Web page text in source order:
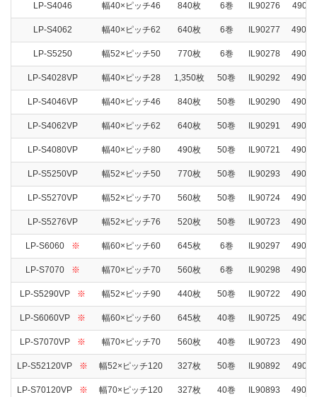
LP-S4046 幅40×ピッチ46 840枚 6巻 IL90276
LP-S4062 幅40×ピッチ62 640枚 6巻 IL90277
LP-S5250 幅52×ピッチ50 770枚 6巻 IL90278
LP-S4028VP 幅40×ピッチ28 1,350枚 50巻 IL90292
LP-S4046VP 幅40×ピッチ46 840枚 50巻 IL90290
LP-S4062VP 幅40×ピッチ62 640枚 50巻 IL90291
LP-S4080VP 幅40×ピッチ80 490枚 50巻 IL90721
LP-S5250VP 幅52×ピッチ50 770枚 50巻 IL90293
LP-S5270VP 幅52×ピッチ70 560枚 50巻 IL90724
LP-S5276VP 幅52×ピッチ76 520枚 50巻 IL90723
LP-S6060 ※ 幅60×ピッチ60 645枚 6巻 IL90297
LP-S7070 ※ 幅70×ピッチ70 560枚 6巻 IL90298
LP-S5290VP ※ 幅52×ピッチ90 440枚 50巻 IL90722
LP-S6060VP ※ 幅60×ピッチ60 645枚 40巻 IL90725
LP-S7070VP ※ 幅70×ピッチ70 560枚 40巻 IL90723
LP-S52120VP ※ 幅52×ピッチ120 327枚 50巻 IL90892
LP-S70120VP ※ 幅70×ピッチ120 327枚 40巻 IL90893